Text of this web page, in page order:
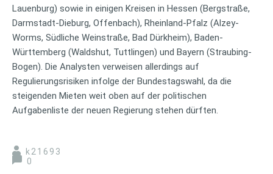
Lauenburg) sowie in einigen Kreisen in Hessen (Bergstraße,
Darmstadt-Dieburg, Offenbach), Rheinland-Pfalz (Alzey-
Worms, Südliche Weinstraße, Bad Dürkheim), Baden-
Württemberg (Waldshut, Tuttlingen) und Bayern (Straubing-
Bogen). Die Analysten verweisen allerdings auf
Regulierungsrisiken infolge der Bundestagswahl, da die
steigenden Mieten weit oben auf der politischen
Aufgabenliste der neuen Regierung stehen dürften.
k21693
0